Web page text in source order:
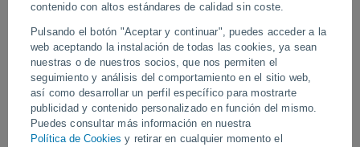
contenido con altos estándares de calidad sin coste.
Pulsando el botón "Aceptar y continuar", puedes acceder a la
web aceptando la instalación de todas las cookies, ya sean
nuestras o de nuestros socios, que nos permiten el
seguimiento y análisis del comportamiento en el sitio web,
así como desarrollar un perfil específico para mostrarte
publicidad y contenido personalizado en función del mismo.
Puedes consultar más información en nuestra
Política de Cookies y retirar en cualquier momento el
Una erupción del volcán Dukono
(Indonesia) acaba con la vida de
varios turistas
Las autoridades recuerdan que hay que mantenerse a unos 4 km
del cráter del volcán, uno de los más activos del país. Hay varios
desaparecidos.